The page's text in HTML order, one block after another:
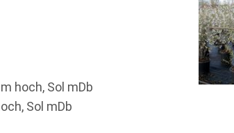
hoch, Sol mDb
Sol mDb